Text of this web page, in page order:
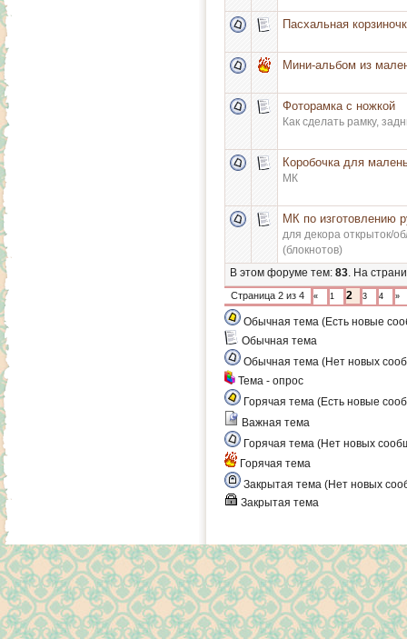
Пасхальная
Мини-альбом из
Фоторамка с ножкой
Как сделать рамку,
Коробочка для
МК
МК по изготовлению
для декора открыток/
(блокнотов)
В этом форуме тем: 83. На
Страница 2 из 4 « 1 2 3 4 »
Обычная тема (Есть новые
Обычная тема
Обычная тема (Нет новых
Тема - опрос
Горячая тема (Есть новые
Важная тема
Горячая тема (Нет новых
Горячая тема
Закрытая тема (Нет новых
Закрытая тема